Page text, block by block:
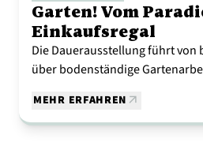
Garten! Vom
Einkaufsregal
Die Dauerausstellung führt von
über bodenständige
MEHR ERFAHREN